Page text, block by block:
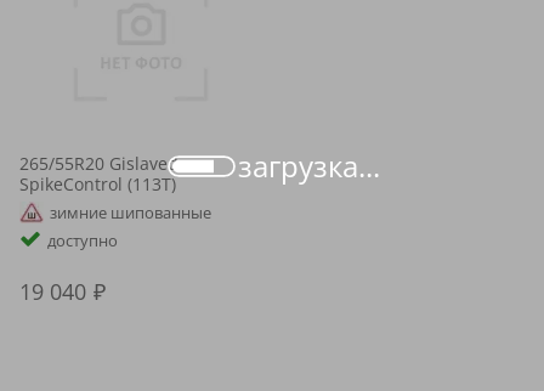
загрузка...
265/55R20 Gislaved
SpikeControl (113T)
зимние шипованные
доступно
19 040